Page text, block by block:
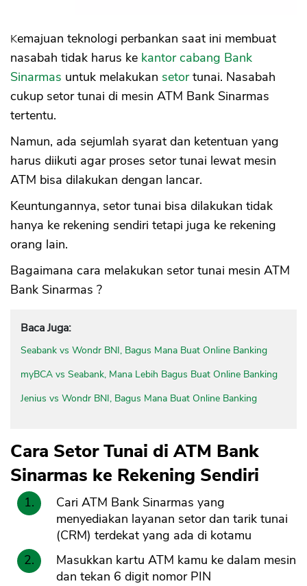
Kemajuan teknologi perbankan saat ini membuat
nasabah tidak harus ke kantor cabang Bank
Sinarmas untuk melakukan setortunai. Nasabah
cukup setor tunai di mesin ATM Bank Sinarmas
tertentu.
Namun, ada sejumlah syarat dan ketentuan yang
harus diikuti agar proses setor tunai lewat mesin
ATM bisa dilakukan dengan lancar.
Keuntungannya, setor tunai bisa dilakukan tidak
hanya ke rekening sendiri tetapi juga ke rekening
orang lain.
Bagaimana cara melakukan setor tunai mesin ATM
Bank Sinarmas ?
Baca Juga:
Seabank vs Wondr BNI, Bagus Mana Buat Online Banking
myBCA vs Seabank, Mana Lebih Bagus Buat Online Banking
Jenius vs Wondr BNI, Bagus Mana Buat Online Banking
Cara Setor Tunai di ATM Bank
Sinarmas ke Rekening Sendiri
Cari ATM Bank Sinarmas yang
menyediakan layanan setor dan tarik tunai
(CRM) terdekat yang ada di kotamu
Masukkan kartu ATM kamu ke dalam mesin
dan tekan 6 digit nomor PIN